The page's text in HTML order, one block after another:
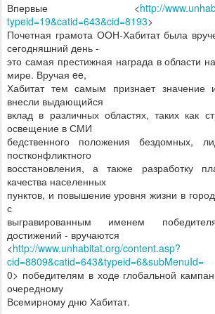
Впервые <http://
typeid=19&catid=643&cid=8193>
Почетная грамота ООН-Хабитат была
сегодняшний день -
это самая престижная награда в области
мире. Вручая ee,
Хабитат тем самым признает значение
внесли выдающийся
вклад в различных областях, таких как
освещение в СМИ
бедственного положения бездомных,
постконфликтного
восстановления, а также разработку
качества населенных
пунктов, и повышение уровня жизни в
с
выгравированным именем
достижений - вручаются
<http://www.unhabitat.org/content.asp?
cid=8809&catid=643&typeid=6&subMenuId=
0> победителям в ходе глобальной
очередному
Всемирному дню Хабитат.